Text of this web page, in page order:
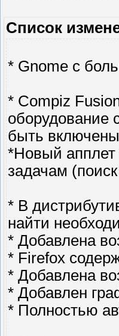
Список
* Gnome с
* Compiz
оборудование
быть
*Новый апплет
задачам
* В
найти
* Добавлена
* Firefox
* Добавлена
* Добавлен
* Полностью